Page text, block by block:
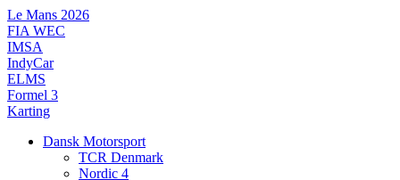
Videre
til
indhold
Le Mans 2026
FIA WEC
IMSA
IndyCar
ELMS
Formel 3
Karting
Dansk Motorsport
TCR Denmark
Nordic 4